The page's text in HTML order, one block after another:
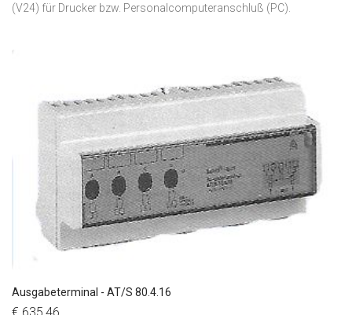
(V24) für Drucker bzw. Personalcomputeranschluß (PC).
Ausgabeterminal - AT/S 80.4.16